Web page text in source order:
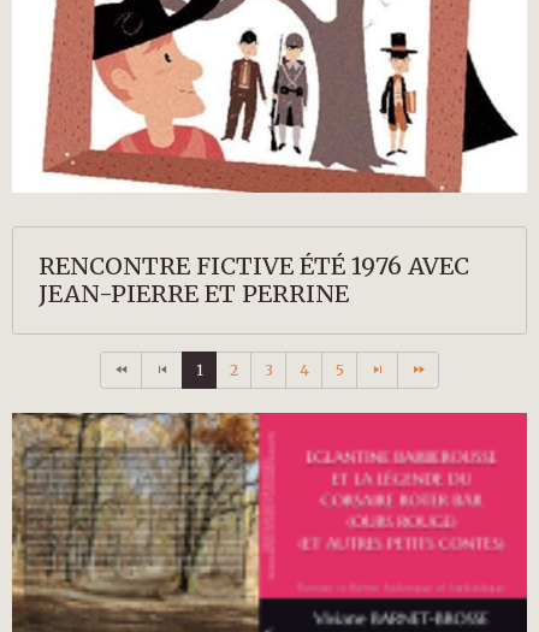
RENCONTRE FICTIVE ÉTÉ 1976 AVEC
JEAN-PIERRE ET PERRINE
1 2 3 4 5